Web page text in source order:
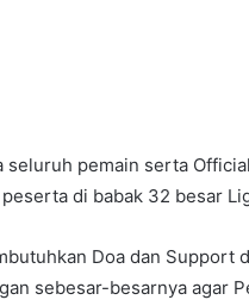
pemain serta
di babak 32 besar
Doa dan Support
sebesar-besarnya agar